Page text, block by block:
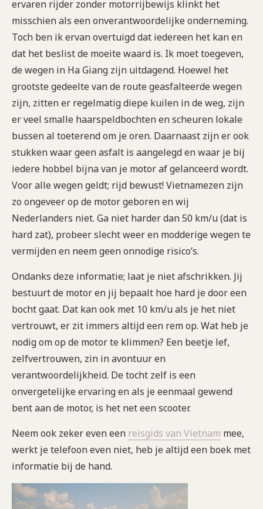
ervaren rijder zonder motorrijbewijs klinkt het
misschien als een onverantwoordelijke onderneming.
Toch ben ik ervan overtuigd dat iedereen het kan en
dat het beslist de moeite waard is. Ik moet toegeven,
de wegen in Ha Giang zijn uitdagend. Hoewel het
grootste gedeelte van de route geasfalteerde wegen
zijn, zitten er regelmatig diepe kuilen in de weg, zijn
er veel smalle haarspeldbochten en scheuren lokale
bussen al toeterend om je oren. Daarnaast zijn er ook
stukken waar geen asfalt is aangelegd en waar je bij
iedere hobbel bijna van je motor af gelanceerd wordt.
Voor alle wegen geldt; rijd bewust! Vietnamezen zijn
zo ongeveer op de motor geboren en wij
Nederlanders niet. Ga niet harder dan 50 km/u (dat is
hard zat), probeer slecht weer en modderige wegen te
vermijden en neem geen onnodige risico’s.
Ondanks deze informatie; laat je niet afschrikken. Jij
bestuurt de motor en jij bepaalt hoe hard je door een
bocht gaat. Dat kan ook met 10 km/u als je het niet
vertrouwt, er zit immers altijd een rem op. Wat heb je
nodig om op de motor te klimmen? Een beetje lef,
zelfvertrouwen, zin in avontuur en
verantwoordelijkheid. De tocht zelf is een
onvergetelijke ervaring en als je eenmaal gewend
bent aan de motor, is het net een scooter.
Neem ook zeker even een reisgids van Vietnam mee,
werkt je telefoon even niet, heb je altijd een boek met
informatie bij de hand.